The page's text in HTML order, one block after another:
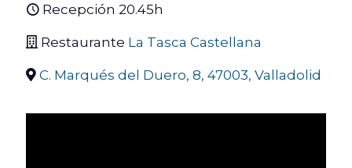
Recepción 20.45h
Restaurante La Tasca Castellana
C. Marqués del Duero, 8, 47003, Valladolid